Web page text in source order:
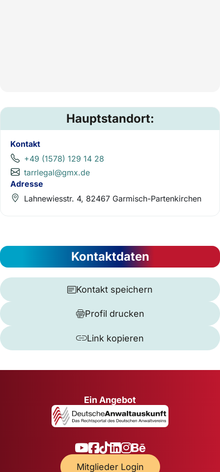
Hauptstandort:
Kontakt
+49 (1578) 129 14 28
tarrlegal@gmx.de
Adresse
Lahnewiesstr. 4, 82467 Garmisch-Partenkirchen
Kontaktdaten
Kontakt speichern
Profil drucken
Link kopieren
Ein Angebot
Mitglieder Login